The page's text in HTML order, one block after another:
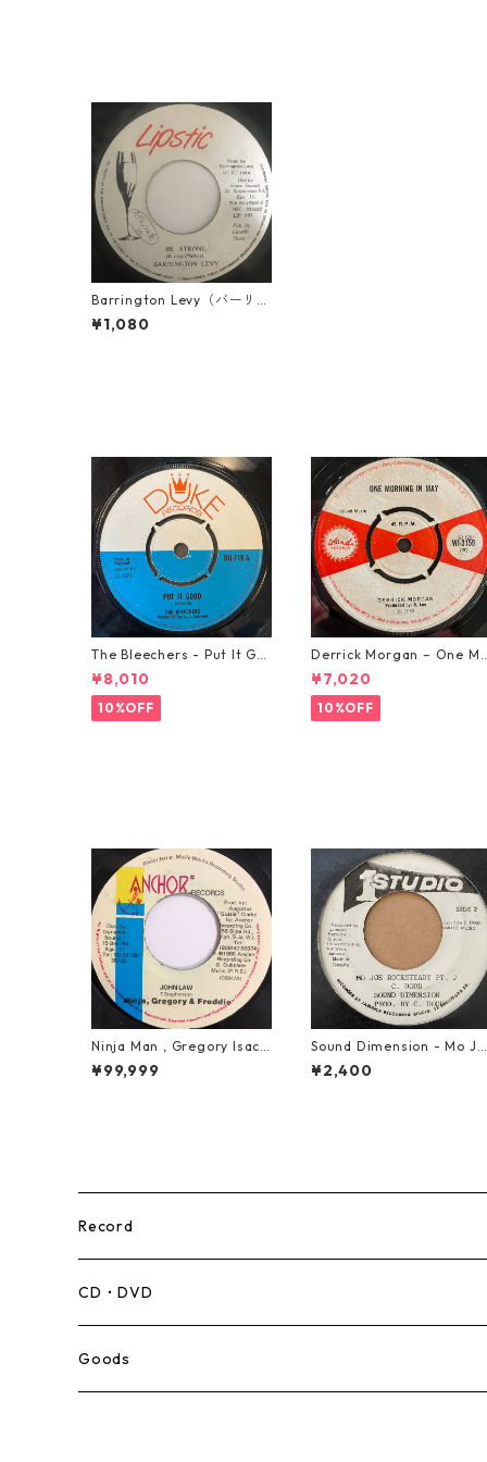
Barrington Levy（バーリン
トンリビィ） - Be Storong
【7-10769】
¥1,080
The Bleechers - Put It Go
od 【7-21637】
¥8,010
10%OFF
Derrick Morgan – One
rning In May【7-21653】
¥7,020
10%OFF
Ninja Man , Gregory Isacc
s & Freddie Mcgregor - J
ohn Low【7-20010】
¥99,999
Sound Dimension - Mo Jo
e Rock Steady【7-21087】
¥2,400
Record
Mento,Calypso,Ballad
Ska
CD・DVD
Goods